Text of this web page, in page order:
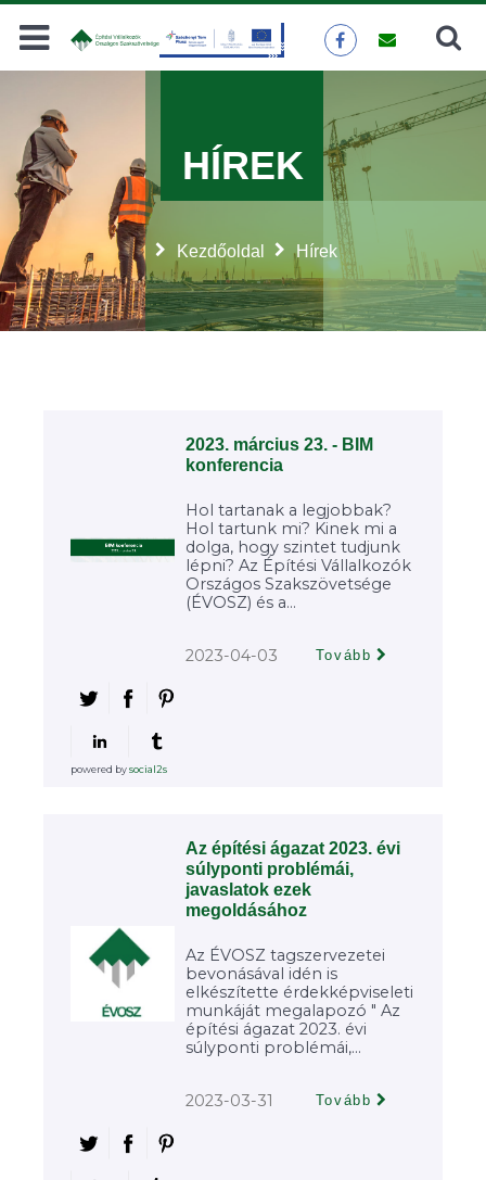
Keresés
Kezdőoldal Hírek
HÍREK
2023. március 23. - BIM
konferencia
Hol tartanak a legjobbak?
Hol tartunk mi? Kinek mi a
dolga, hogy szintet tudjunk
lépni? Az Építési Vállalkozók
Országos Szakszövetsége
(ÉVOSZ) és a...
2023-04-03 Tovább
powered bysocial2s
Az építési ágazat 2023. évi
súlyponti problémái,
javaslatok ezek
megoldásához
Az ÉVOSZ tagszervezetei
bevonásával idén is
elkészítette érdekképviseleti
munkáját megalapozó " Az
építési ágazat 2023. évi
súlyponti problémái,...
2023-03-31 Tovább